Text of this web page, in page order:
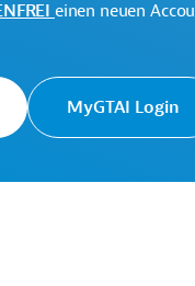
einen neuen
MyGTAI Login